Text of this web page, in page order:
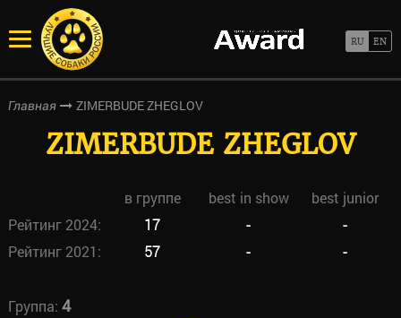
Главная ZIMERBUDE ZHEGLOV
ZIMERBUDE ZHEGLOV
в группе best in show
best junior
Рейтинг 2024:
17 -
-
Рейтинг 2021:
57 - -
Группа: 4